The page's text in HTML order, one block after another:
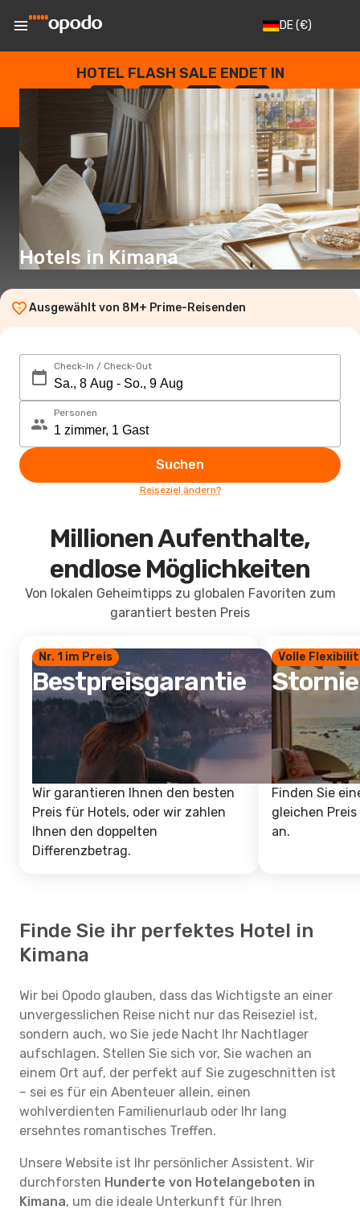
DE(€)
HOTEL FLASH SALE ENDET IN
--
TAGE
: --
STUNDEN
: --
SEKUNDEN
Hotels in Kimana
Ausgewählt von 8M+ Prime-Reisenden
Check-In / Check-Out
Personen
Suchen
Reiseziel ändern?
Millionen Aufenthalte,
endlose Möglichkeiten
Von lokalen Geheimtipps zu globalen Favoriten zum
garantiert besten Preis
Nr. 1 im Preis
Bestpreisgarantie
Wir garantieren Ihnen den besten
Preis für Hotels, oder wir zahlen
Ihnen den doppelten
Differenzbetrag.
Volle
Finden Sie
gleichen
an.
Finde Sie ihr perfektes Hotel in
Kimana
Wir bei Opodo glauben, dass das Wichtigste an einer
unvergesslichen Reise nicht nur das Reiseziel ist,
sondern auch, wo Sie jede Nacht Ihr Nachtlager
aufschlagen. Stellen Sie sich vor, Sie wachen an
einem Ort auf, der perfekt auf Sie zugeschnitten ist
– sei es für ein Abenteuer allein, einen
wohlverdienten Familienurlaub oder Ihr lang
ersehntes romantisches Treffen.
Unsere Website ist Ihr persönlicher Assistent. Wir
durchforsten Hunderte von Hotelangeboten in
Kimana, um die ideale Unterkunft für Ihren